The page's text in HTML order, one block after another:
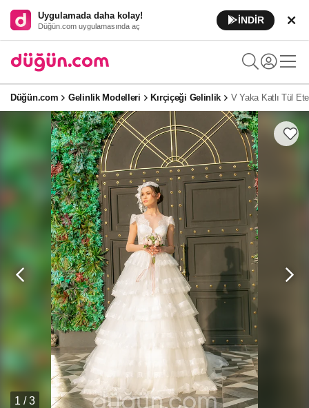
Uygulamada daha kolay!
Düğün.com uygulamasında aç
İNDİR
Düğün.com Gelinlik Modelleri Kırçiçeği Gelinlik V Yaka Katlı Tül
1 / 3